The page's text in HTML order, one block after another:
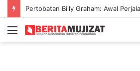
Menu